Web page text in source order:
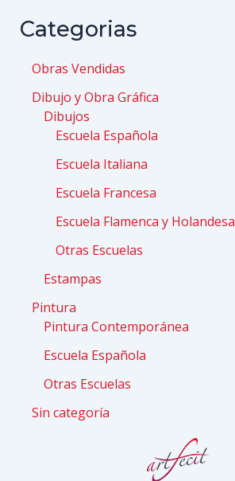
Categorias
Obras Vendidas
Dibujo y Obra Gráfica
Dibujos
Escuela Española
Escuela Italiana
Escuela Francesa
Escuela Flamenca y Holandesa
Otras Escuelas
Estampas
Pintura
Pintura Contemporánea
Escuela Española
Otras Escuelas
Sin categoría